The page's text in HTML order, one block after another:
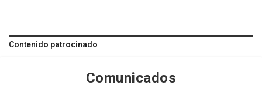
Contenido patrocinado
Comunicados